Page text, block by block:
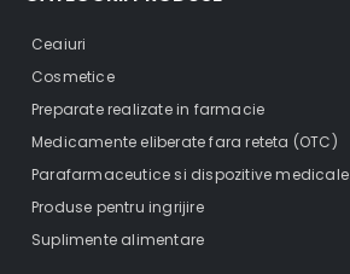
Ceaiuri
Cosmetice
Preparate realizate in farmacie
Medicamente eliberate fara reteta (OTC)
Parafarmaceutice si dispozitive medicale
Produse pentru ingrijire
Suplimente alimentare